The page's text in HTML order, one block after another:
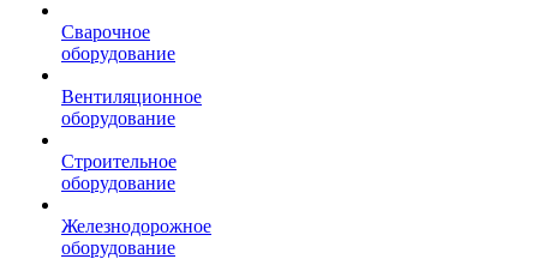
Сварочное
оборудование
Вентиляционное
оборудование
Строительное
оборудование
Железнодорожное
оборудование